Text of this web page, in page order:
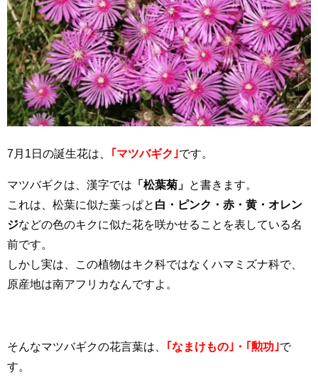
7月1日の誕生花は、 ｢マツバギク｣です。
マツバギクは、漢字では 「松葉菊」 と書きます。
これは、松葉に似た葉っぱと 白・ピンク・赤・黄・オレン
ジなどの色のキクに似た花を咲かせることを表している名
前です。
しかし実は、この植物はキク科ではなくハマミズナ科で、
原産地は南アフリカなんですよ。
そんなマツバギクの花言葉は、 ｢なまけもの｣・｢勲功｣で
す。